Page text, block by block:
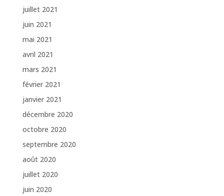
juillet 2021
juin 2021
mai 2021
avril 2021
mars 2021
février 2021
janvier 2021
décembre 2020
octobre 2020
septembre 2020
août 2020
juillet 2020
juin 2020